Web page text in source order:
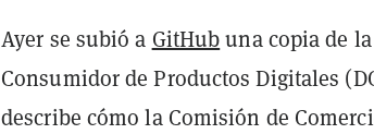
Ayer se subió a GitHubuna copia de
Consumidor de Productos Digitales
describe cómo la Comisión de